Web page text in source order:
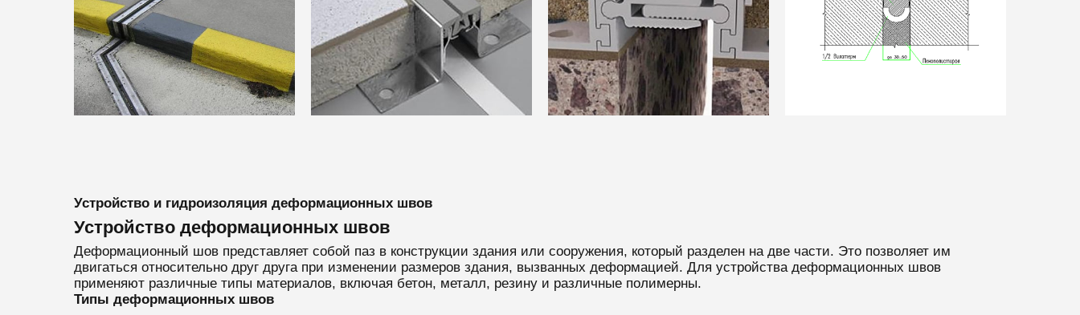
Устройство и гидроизоляция деформационных швов
Устройство деформационных швов
Деформационный шов представляет собой паз в конструкции здания или сооружения, который разделен на две части. Это позволяет им
двигаться относительно друг друга при изменении размеров здания, вызванных деформацией. Для устройства деформационных швов
применяют различные типы материалов, включая бетон, металл, резину и различные полимерны.
Типы деформационных швов